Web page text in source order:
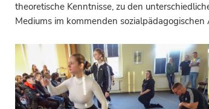
theoretische Kenntnisse, zu den
Mediums im kommenden